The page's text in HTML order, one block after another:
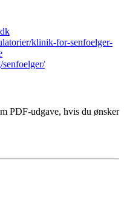
klinik-for-senfoelger-
PDF-udgave, hvis du ønsker